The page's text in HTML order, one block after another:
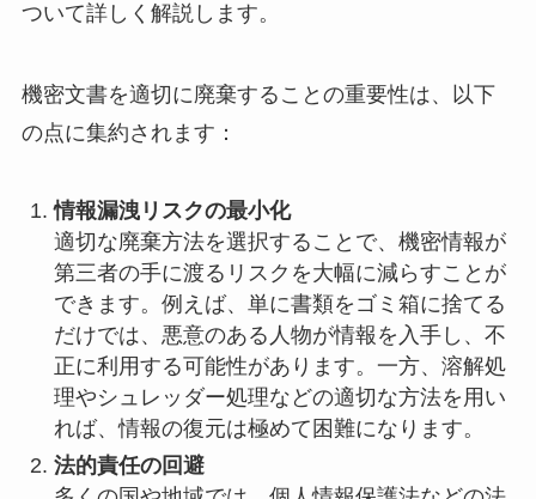
ついて詳しく解説します。
機密文書を適切に廃棄することの重要性は、以下
の点に集約されます：
情報漏洩リスクの最小化
適切な廃棄方法を選択することで、機密情報が
第三者の手に渡るリスクを大幅に減らすことが
できます。例えば、単に書類をゴミ箱に捨てる
だけでは、悪意のある人物が情報を入手し、不
正に利用する可能性があります。一方、溶解処
理やシュレッダー処理などの適切な方法を用い
れば、情報の復元は極めて困難になります。
法的責任の回避